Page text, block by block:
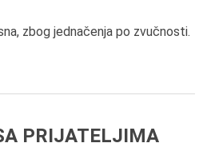
zbog jednačenja po zvučnosti.
PRIJATELJIMA